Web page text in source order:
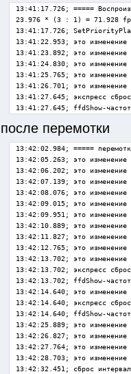
13:41:17.726; =====
23.976 * (3 : 1) = 71.928
13:41:17.726;
13:41:22.953; это изменение
13:41:23.892; это изменение
13:41:24.830; это изменение
13:41:25.765; это изменение
13:41:26.701; это изменение
13:41:27.645; экспресс
13:41:27.645; ffdShow-
после перемотки
13:42:02.984; =====
13:42:05.263; это изменение
13:42:06.202; это изменение
13:42:07.139; это изменение
13:42:08.076; это изменение
13:42:09.015; это изменение
13:42:09.951; это
13:42:10.889; это
13:42:11.827; это
13:42:12.765; это
13:42:13.702; это
13:42:13.702; экспресс
13:42:13.702; ffdShow-
13:42:14.640; это изменение
13:42:14.640; экспресс
13:42:14.640; ffdShow-
13:42:25.889; это изменение
13:42:26.827; это изменение
13:42:27.764; это изменение
13:42:28.703; это изменение
13:42:32.451; сброс